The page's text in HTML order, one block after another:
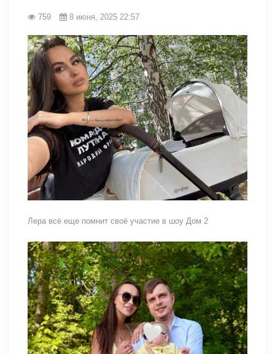
759 8 июня, 2025 22:57
Лера всё еще помнит своё участие в шоу Дом 2